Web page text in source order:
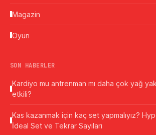
Magazin
Oyun
SON HABERLER
Kardiyo mu antrenman mı daha çok yağ
etkili?
Kas kazanmak için kaç set yapmalıyız?
İdeal Set ve Tekrar Sayıları